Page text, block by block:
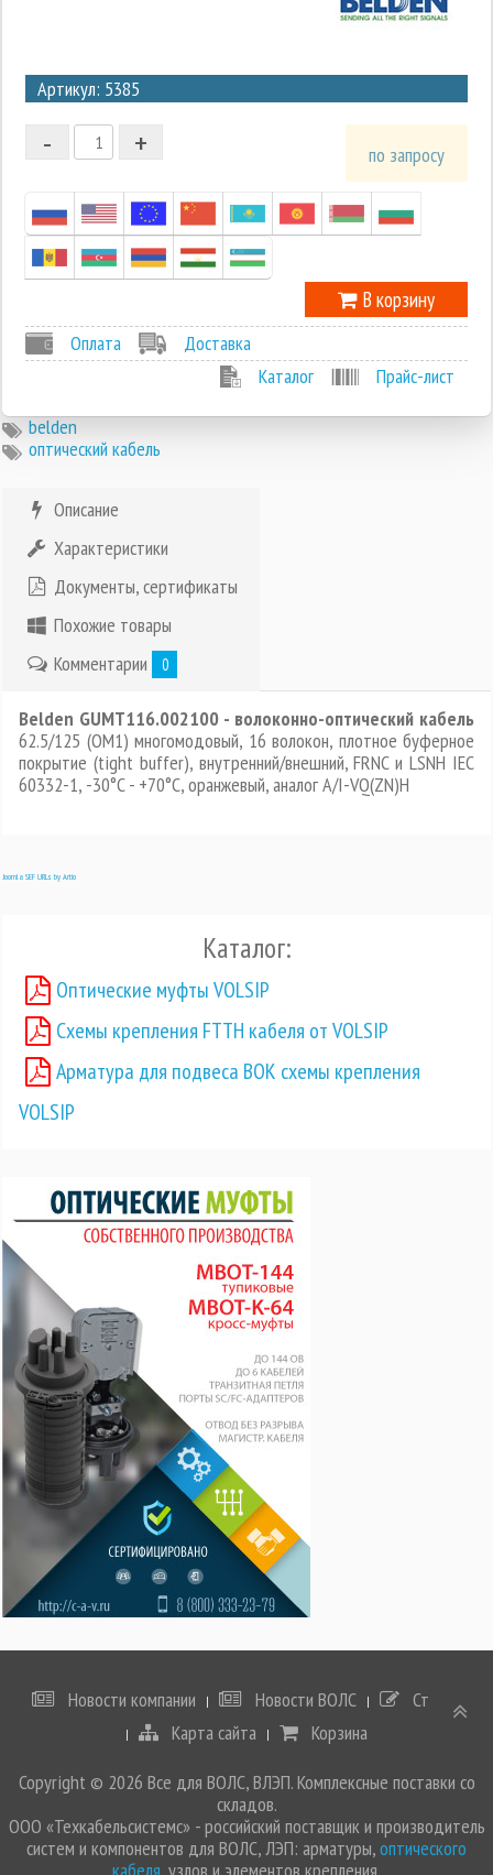
Артикул: 5385
2
1
-1
+
- по запросу
В корзину
Оплата
Доставка
Каталог
Прайс-лист
belden
оптический кабель
Описание
Характеристики
Документы, сертификаты
Похожие товары
Комментарии
0
Belden GUMT116.002100 - волоконно-оптический кабель
62.5/125 (OM1) многомодовый, 16 волокон, плотное буферное
покрытие (tight buffer), внутренний/внешний, FRNC и LSNH IEC
60332-1, -30°C - +70°C, оранжевый, аналог A/I-VQ(ZN)H
Joomla SEF URLs by Artio
Каталог:
Оптические муфты VOLSIP
Схемы крепления FTTH кабеля от VOLSIP
Арматура для подвеса ВОК схемы крепления
VOLSIP
Новости компании Новости ВОЛС
Статьи
Карта сайта
Корзина
Copyright © 2026 Все для ВОЛС, ВЛЭП. Комплексные поставки со
складов.
ООО «Техкабельсистемс» - российский поставщик и производитель
систем и компонентов для ВОЛС, ЛЭП: арматуры,оптического